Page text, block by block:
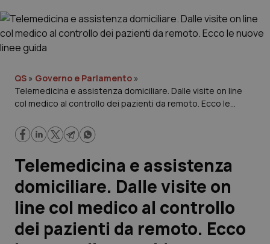
Cronache
Governo e Parlamento
Regioni e Asl
Lavoro e Professioni
Scienza e Farmaci
Studi e Analisi
Lettere al direttore
QS » Governo e Parlamento »
Telemedicina e assistenza domiciliare. Dalle visite on line
col medico al controllo dei pazienti da remoto. Ecco le
Telemedicina e assistenza
domiciliare. Dalle visite on
line col medico al controllo
dei pazienti da remoto. Ecco